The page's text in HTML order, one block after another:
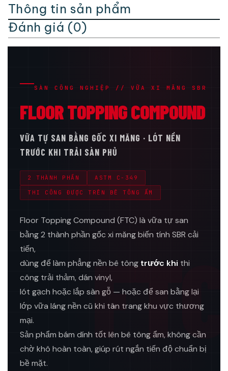
Thông tin sản phẩm
Đánh giá (0)
FTC
SÀN CÔNG NGHIỆP // VỮA XI MĂNG SBR
FLOOR TOPPING COMPOUND
VỮA TỰ SAN BẰNG GỐC XI MĂNG · LÓT NỀN
TRƯỚC KHI TRẢI SÀN PHỦ
2 THÀNH PHẦN ASTM C-349
THI CÔNG ĐƯỢC TRÊN BÊ TÔNG ẨM
Floor Topping Compound (FTC) là vữa tự san
bằng 2 thành phần gốc xi măng biến tính SBR cải
tiến,
dùng để làm phẳng nền bê tông trước khi thi
công trải thảm, dán vinyl,
lót gạch hoặc lắp sàn gỗ — hoặc để san bằng lại
lớp vữa láng nền cũ khi tân trang khu vực thương
mại.
Sản phẩm bám dính tốt lên bê tông ẩm, không cần
chờ khô hoàn toàn, giúp rút ngắn tiến độ chuẩn bị
bề mặt.